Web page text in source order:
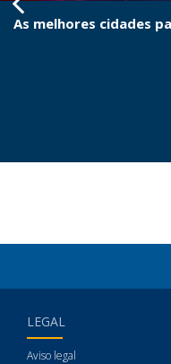
As melhores cidades
LEGAL
Aviso legal